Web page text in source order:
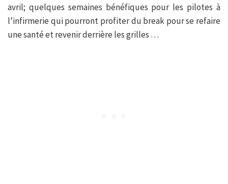
avril; quelques semaines bénéfiques pour les pilotes à
l’infirmerie qui pourront profiter du break pour se refaire
une santé et revenir derrière les grilles …